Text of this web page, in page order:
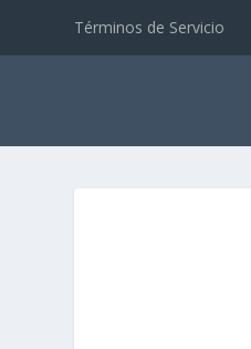
Términos de Servicio